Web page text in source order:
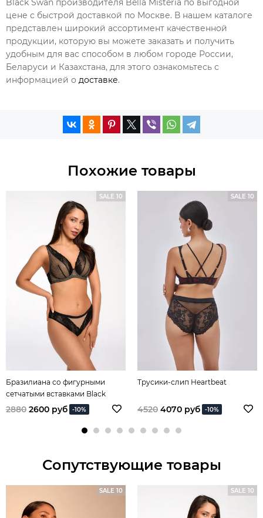
Black Swan производителя Bella Misteria по выгодной
цене с быстрой доставкой по Москве. В нашем каталоге
представлен широкий ассортимент качественной
продукции, которую вы можете заказать и получить
удобным для вас способом в любом городе России,
Беларуси и Казахстана, для этого ознакомьтесь с
информацией о доставке.
Похожие товары
SALE 10
Бразилиана со фигурными
сетчатыми вставками Black
Swan
2880 2600 руб -10%
SALE 10
Трусики-слип Heartbeat
4520 4070 руб -10%
Сопутствующие товары
SALE 10 SALE 10